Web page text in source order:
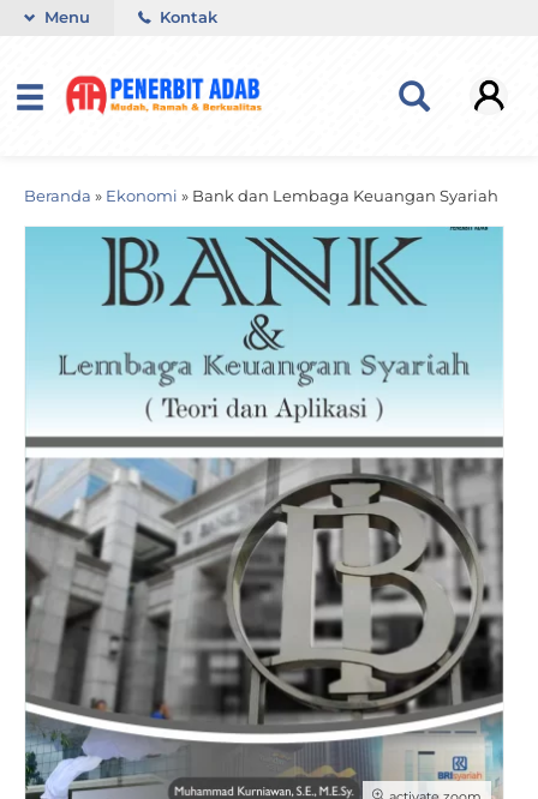
Menu Kontak
Beranda » Ekonomi » Bank dan Lembaga Keuangan Syariah